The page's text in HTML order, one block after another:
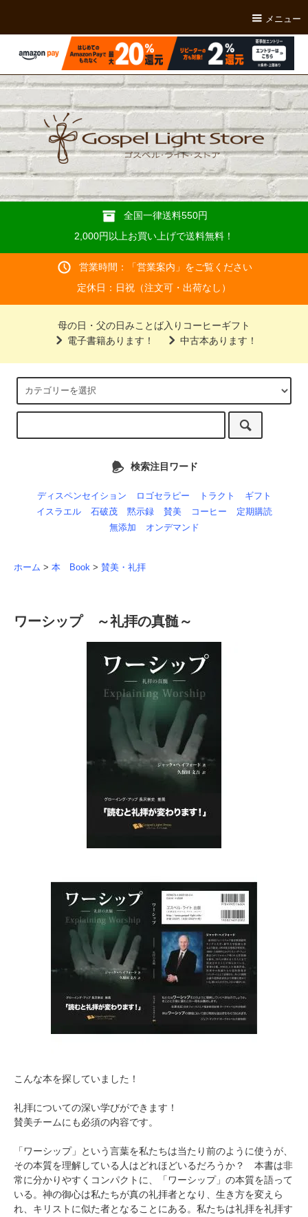
メニュー
全国一律送料550円
2,000円以上お買い上げで送料無料！
営業時間：「営業案内 」をご覧ください
定休日：日祝（注文可・出荷なし）
母の日・父の日みことば入りコーヒーギフト
電子書籍あります！
中古本あります！
検索注目ワード
ディスペンセイション ロゴセラピー トラクト
ギフト
イスラエル
石破茂 黙示録 賛美 コーヒー
定期購読
無添加
オンデマンド
ホーム > 本 Book > 賛美・礼拝
ワーシップ ～礼拝の真髄～
こんな本を探していました！
礼拝についての深い学びができます！
賛美チームにも必須の内容です。
「ワーシップ」という言葉を私たちは当たり前のように使うが、
その本質を理解している人はどれほどいるだろうか？ 本書は非
常に分かりやすくコンパクトに、「ワーシップ」の本質を語って
いる。神の御心は私たちが真の礼拝者となり、生き方を変えら
れ、キリストに似た者となることにある。私たちは礼拝を礼拝す